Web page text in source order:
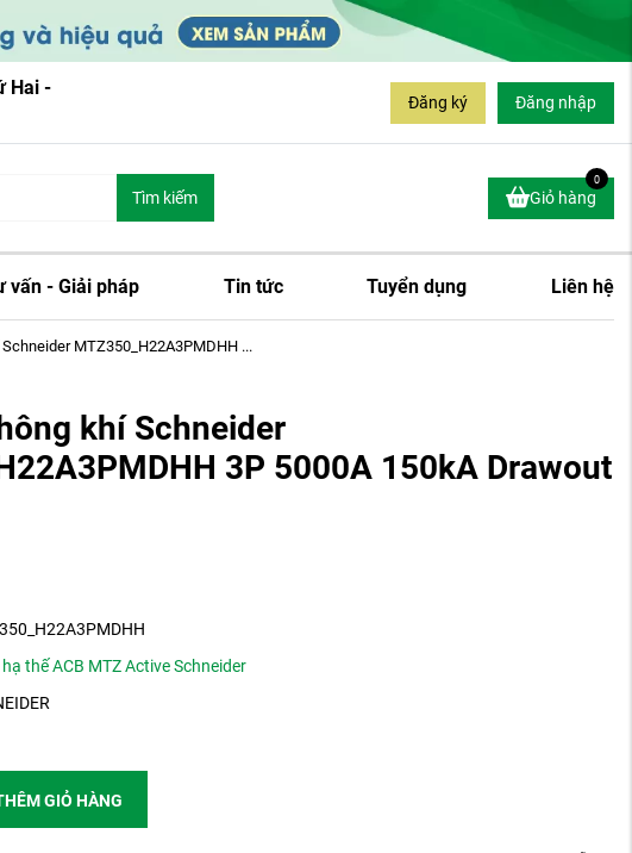
Hai -
Đăng ký Đăng nhập
Tìm kiếm Giỏ hàng
0
vấn - Giải pháp Tin tức Tuyển dụng Liên hệ
MTZ350_H22A3PMDHH ...
khí Schneider
3P 5000A 150kA Drawout
thế ACB MTZ Active Schneider
GIỎ HÀNG